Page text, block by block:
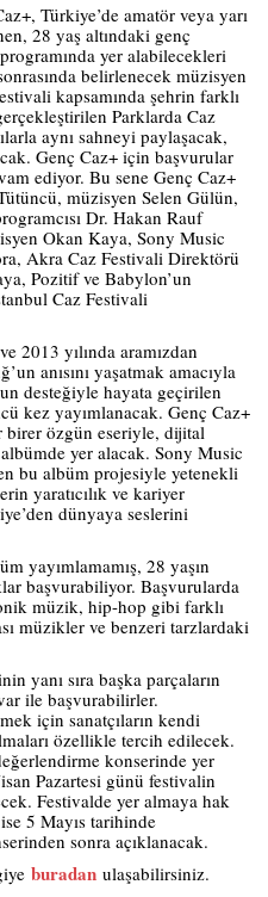
Türkiye’de amatör veya yarı
28 yaş altındaki genç
yer alabilecekleri
belirlenecek müzisyen
kapsamında şehrin farklı
Parklarda Caz
aynı sahneyi paylaşacak,
Genç Caz+ için başvurular
ediyor. Bu sene Genç Caz+
müzisyen Selen Gülün,
Dr. Hakan Rauf
Okan Kaya, Sony Music
Akra Caz Festivali Direktörü
Pozitif ve Babylon’un
Caz Festivali
2013 yılında aramızdan
anısını yaşatmak amacıyla
desteğiyle hayata geçirilen
kez yayımlanacak. Genç Caz+
özgün eseriyle, dijital
yer alacak. Sony Music
bu albüm projesiyle yetenekli
yaratıcılık ve kariyer
dünyaya seslerini
yayımlamamış, 28 yaşın
başvurabiliyor. Başvurularda
müzik, hip-hop gibi farklı
müzikler ve benzeri tarzlardaki
yanı sıra başka parçaların
ile başvurabilirler.
için sanatçıların kendi
özellikle tercih edilecek.
konserinde yer
Pazartesi günü festivalin
Festivalde yer almaya hak
5 Mayıs tarihinde
sonra açıklanacak.
buradan ulaşabilirsiniz.